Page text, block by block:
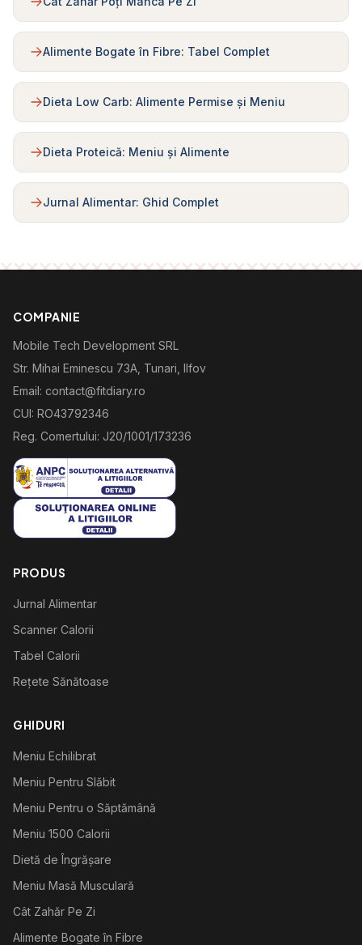
Alimente Bogate în Fibre: Tabel Complet
Dieta Low Carb: Alimente Permise și Meniu
Dieta Proteică: Meniu și Alimente
Jurnal Alimentar: Ghid Complet
COMPANIE
Mobile Tech Development SRL
Str. Mihai Eminescu 73A, Tunari, Ilfov
Email: contact@fitdiary.ro
CUI: RO43792346
Reg. Comertului: J20/1001/173236
PRODUS
Jurnal Alimentar
Scanner Calorii
Tabel Calorii
Rețete Sănătoase
GHIDURI
Meniu Echilibrat
Meniu Pentru Slăbit
Meniu Pentru o Săptămână
Meniu 1500 Calorii
Dietă de Îngrășare
Meniu Masă Musculară
Cât Zahăr Pe Zi
Alimente Bogate în Fibre